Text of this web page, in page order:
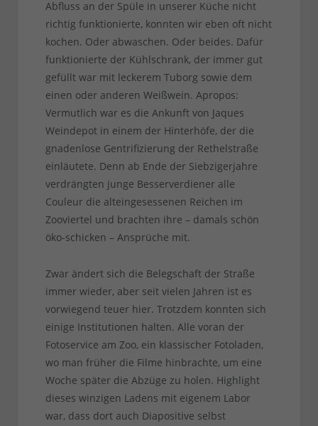
Abfluss an der Spüle in unserer Küche nicht
richtig funktionierte, konnten wir eben oft nicht
kochen. Oder abwaschen. Oder beides. Dafür
funktionierte der Kühlschrank, der immer gut
gefüllt war mit leckerem Tuborg sowie dem
einen oder anderen Weißwein. Apropos:
Vermutlich war es die Ankunft von Jaques
Weindepot in einem der Hinterhöfe, der die
gnadenlose Gentrifizierung der Rethelstraße
einläutete. Denn ab Ende der Siebzigerjahre
verdrängten junge Besserverdiener alle
Couleur die alteingesessenen Reichen im
Zooviertel und brachten ihre – damals schön
öko-schicken – Ansprüche mit.
Zwar ändert sich die Belegschaft der Straße
immer wieder, aber seit vielen Jahren ist es
vorwiegend teuer hier. Trotzdem konnten sich
einige Institutionen halten. Alle voran der
Fotoservice am Zoo, ein klassischer Fotoladen,
wo man früher die Filme hinbrachte, um eine
Woche später die Abzüge zu holen. Highlight
dieses winzigen Ladens mit eigenem Labor
war, dass dort auch Diapositive selbst